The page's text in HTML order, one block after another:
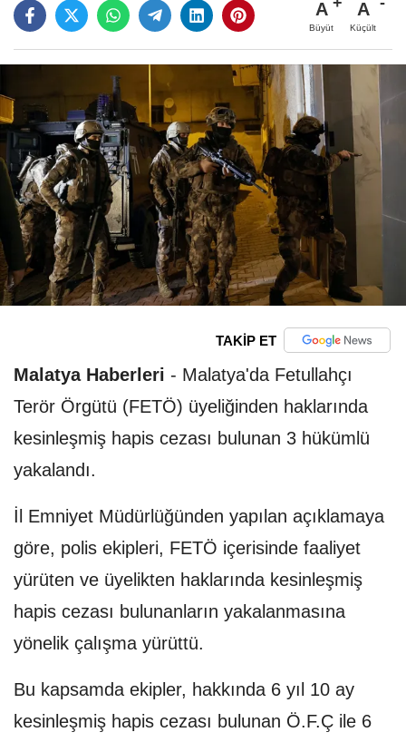
A
Büyüt
A
Küçült
TAKİP ET
Malatya Haberleri - Malatya'da Fetullahçı
Terör Örgütü (FETÖ) üyeliğinden haklarında
kesinleşmiş hapis cezası bulunan 3 hükümlü
yakalandı.
İl Emniyet Müdürlüğünden yapılan açıklamaya
göre, polis ekipleri, FETÖ içerisinde faaliyet
yürüten ve üyelikten haklarında kesinleşmiş
hapis cezası bulunanların yakalanmasına
yönelik çalışma yürüttü.
Bu kapsamda ekipler, hakkında 6 yıl 10 ay
kesinleşmiş hapis cezası bulunan Ö.F.Ç ile 6